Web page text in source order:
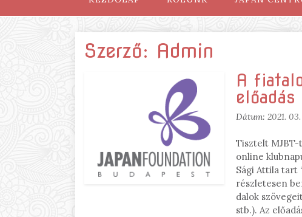
Szerző: Admin
A
előadás
Dátum:2021. 03.
Tisztelt
online
Sági Attila tart
részletesen
dalok
stb.). Az